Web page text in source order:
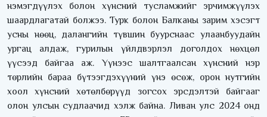
нэмэгдүүлэх болон хүнсний тусламжийг эрчимжүүлэх
шаардлагатай болжээ. Турк болон Балканы зарим хэсэгт
усны нөөц, далангийн түвшин буурснаас улаанбуудайн
ургац алдаж, гурилын үйлдвэрлэл доголдох нөхцөл
үүсээд байгаа аж. Үүнээс шалтгаалсан хүнсний нэр
төрлийн бараа бүтээгдэхүүний үнэ өсөж, орон нутгийн
хоол хүнсний хөтөлбөрүүд зогсох эрсдэлтэй байгааг
олон улсын судлаачид хэлж байна. Ливан улс 2024 онд